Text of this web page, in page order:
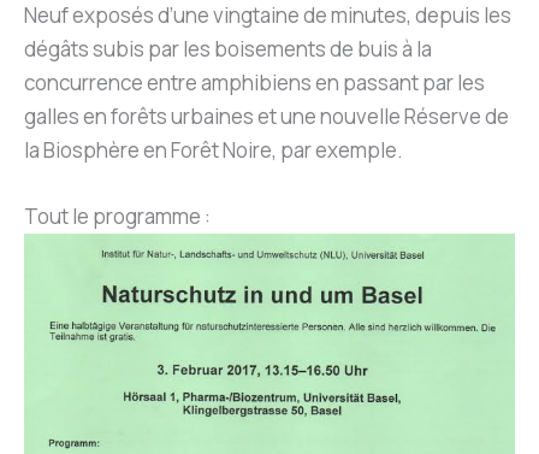
Neuf exposés d’une vingtaine de minutes, depuis les
dégâts subis par les boisements de buis à la
concurrence entre amphibiens en passant par les
galles en forêts urbaines et une nouvelle Réserve de
la Biosphère en Forêt Noire, par exemple.
Tout le programme :